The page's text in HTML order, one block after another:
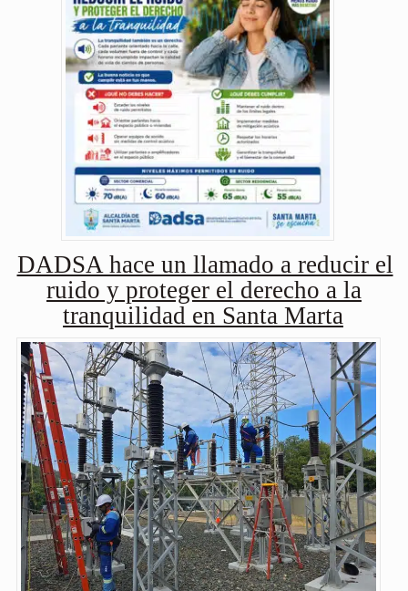
DADSA hace un llamado a reducir el
ruido y proteger el derecho a la
tranquilidad en Santa Marta